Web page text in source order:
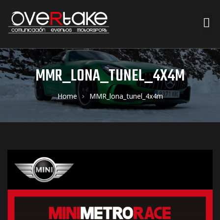
MMR_LONA_TUNEL_4X4M
Home MMR_lona_tunel_4x4m